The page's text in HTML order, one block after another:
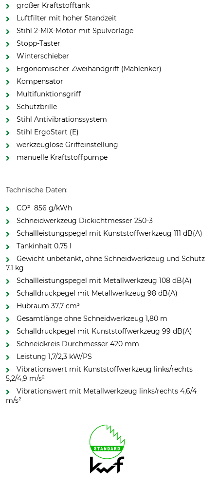
großer Kraftstofftank
Luftfilter mit hoher Standzeit
Stihl 2-MIX-Motor mit Spülvorlage
Stopp-Taster
Winterschieber
Ergonomischer Zweihandgriff (Mählenker)
Kompensator
Multifunktionsgriff
Schutzbrille
Stihl Antivibrationssystem
Stihl ErgoStart (E)
werkzeuglose Griffeinstellung
manuelle Kraftstoffpumpe
Technische Daten:
CO² ­ 856 g/kWh
Schneidwerkzeug Dickichtmesser 250-3
Schallleistungspegel mit Kunststoffwerkzeug 111 dB(A)
Tankinhalt 0,75 l
Gewicht unbetankt, ohne Schneidwerkzeug und Schutz
7,1 kg
Schallleistungspegel mit Metallwerkzeug 108 dB(A)
Schalldruckpegel mit Metallwerkzeug 98 dB(A)
Hubraum 37,7 cm³
Gesamtlänge ohne Schneidwerkzeug 1,80 m
Schalldruckpegel mit Kunststoffwerkzeug 99 dB(A)
Schneidkreis Durchmesser 420 mm
Leistung 1,7/2,3 kW/PS
Vibrationswert mit Kunststoffwerkzeug links/rechts
5,2/4,9 m/s²
Vibrationswert mit Metallwerkzeug links/rechts 4,6/4
m/s²